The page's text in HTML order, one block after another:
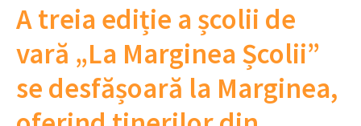
A treia ediție a școlii de
vară „La Marginea Școlii”
se desfășoară la Marginea,